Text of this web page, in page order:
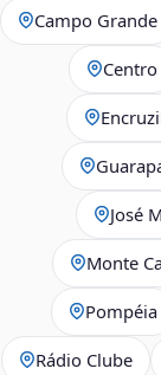
Campo Grande
Centro
José
Monte
Pompéia
Rádio Clube